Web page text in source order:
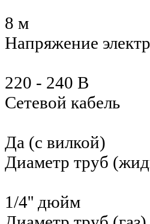
8 м
Напряжение
220 - 240 В
Сетевой кабель
Да (с вилкой)
Диаметр труб
1/4'' дюйм